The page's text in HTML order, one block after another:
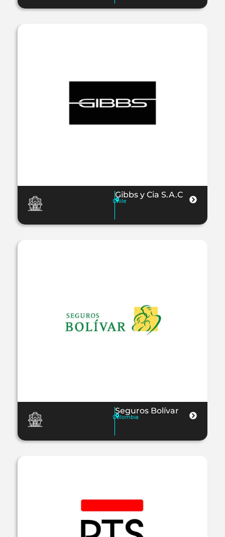
Gibbs y Cia S.A.C
Chile
Seguros Bolívar
Colombia